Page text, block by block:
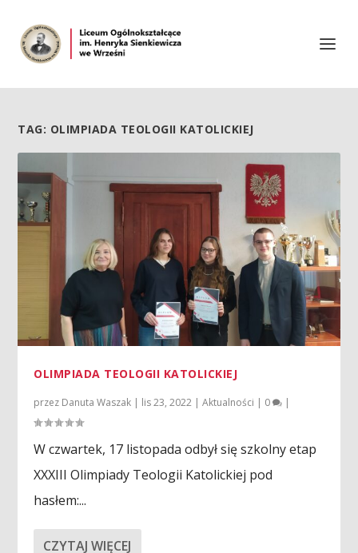
TAG: OLIMPIADA TEOLOGII KATOLICKIEJ
OLIMPIADA TEOLOGII KATOLICKIEJ
przez Danuta Waszak | lis 23, 2022 |Aktualności | 0 |
W czwartek, 17 listopada odbył się szkolny etap
XXXIII Olimpiady Teologii Katolickiej pod
hasłem:...
CZYTAJ WIĘCEJ